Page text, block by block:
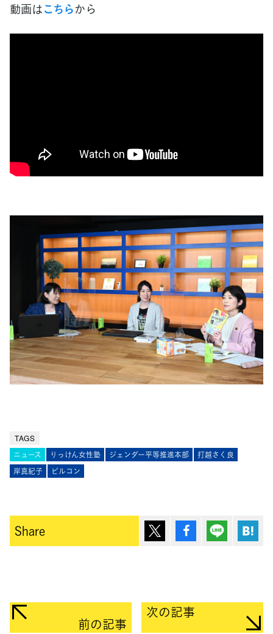
動画はこちらから
TAGS
ニュース りっけん女性塾 ジェンダー平等推進本部
打越さく良
岸真紀子
ピルコン
Share ポスト シェア Lineで送
前の記事
次の記事